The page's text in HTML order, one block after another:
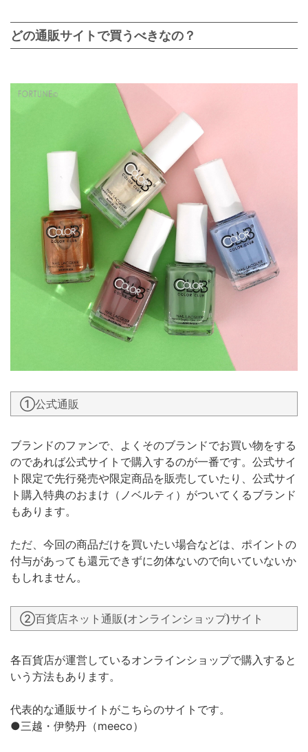
どの通販サイトで買うべきなの？
①公式通販
ブランドのファンで、よくそのブランドでお買い物をする
のであれば公式サイトで購入するのが一番です。公式サイ
ト限定で先行発売や限定商品を販売していたり、公式サイ
ト購入特典のおまけ（ノベルティ）がついてくるブランド
もあります。
ただ、今回の商品だけを買いたい場合などは、ポイントの
付与があっても還元できずに勿体ないので向いていないか
もしれません。
②百貨店ネット通販(オンラインショップ)サイト
各百貨店が運営しているオンラインショップで購入すると
いう方法もあります。
代表的な通販サイトがこちらのサイトです。
●三越・伊勢丹（meeco）